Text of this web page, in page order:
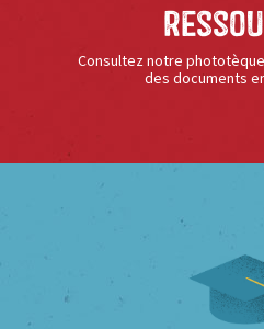
Consultez notre
des documents